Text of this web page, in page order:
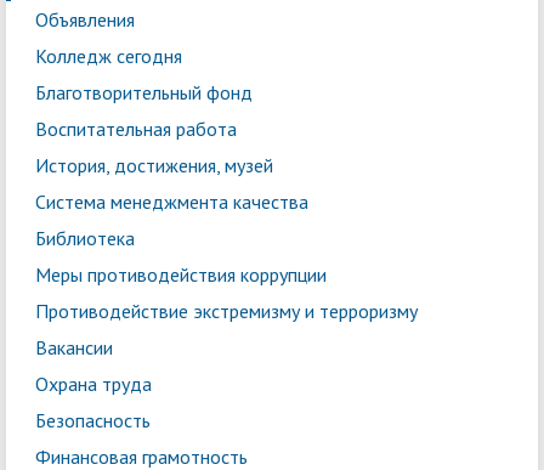
Объявления
Колледж сегодня
Благотворительный фонд
Воспитательная работа
История, достижения, музей
Система менеджмента качества
Библиотека
Меры противодействия коррупции
Противодействие экстремизму и терроризму
Вакансии
Охрана труда
Безопасность
Финансовая грамотность